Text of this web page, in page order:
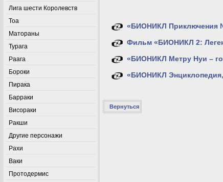
Лига шести Королевств
Тоа
Матораны
Турага
Раага
Бороки
Пирака
Барраки
Висораки
Ракши
Другие персонажи
Рахи
Ваки
Протодермис
«БИОНИКЛ Приключения
Фильм «БИОНИКЛ 2:
«БИОНИКЛ Метру Нуи –
«БИОНИКЛ Энциклопедия,
Вернуться